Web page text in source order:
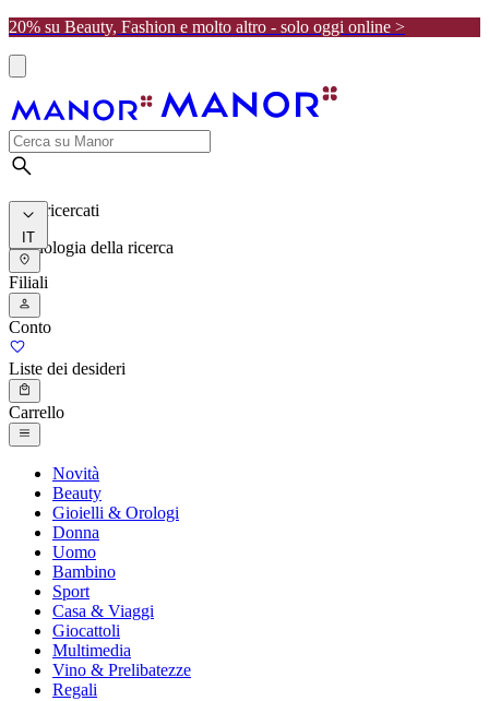
20% su Beauty, Fashion e molto altro - solo oggi online >
I più ricercati
Cronologia della ricerca
IT
Filiali
Conto
Liste dei desideri
Carrello
Novità
Beauty
Gioielli & Orologi
Donna
Uomo
Bambino
Sport
Casa & Viaggi
Giocattoli
Multimedia
Vino & Prelibatezze
Regali